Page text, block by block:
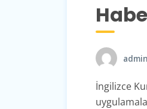
admin
İngilizce